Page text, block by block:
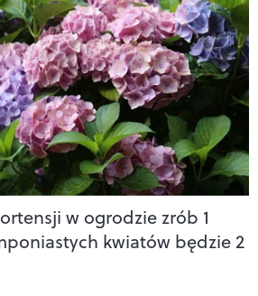
w ogrodzie zrób 1
kwiatów będzie 2